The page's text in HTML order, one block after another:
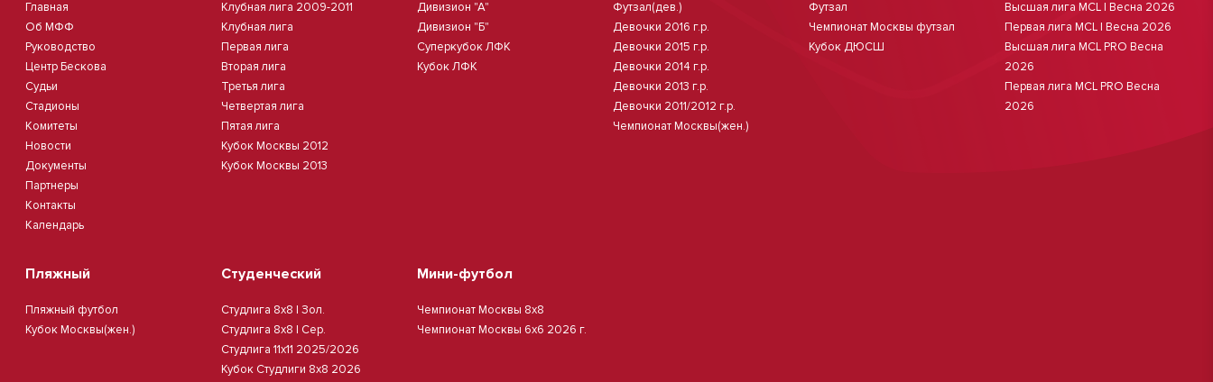
Главная
Об МФФ
Руководство
Центр Бескова
Судьи
Стадионы
Комитеты
Новости
Документы
Партнеры
Контакты
Календарь
Клубная лига 2009-2011
Клубная лига
Первая лига
Вторая лига
Третья лига
Четвертая лига
Пятая лига
Кубок Москвы 2012
Кубок Москвы 2013
Дивизион "А"
Дивизион "Б"
Суперкубок ЛФК
Кубок ЛФК
Футзал(дев.)
Девочки 2016 г.р.
Девочки 2015 г.р.
Девочки 2014 г.р.
Девочки 2013 г.р.
Девочки 2011/2012 г.р.
Чемпионат Москвы(жен.)
Футзал
Чемпионат Москвы футзал
Кубок ДЮСШ
Высшая лига MCL | Весна 2026
Первая лига MCL | Весна 2026
Высшая лига MCL PRO Весна
2026
Первая лига MCL PRO Весна
2026
Пляжный
Пляжный футбол
Кубок Москвы(жен.)
Студенческий
Студлига 8х8 | Зол.
Студлига 8х8 | Сер.
Студлига 11х11 2025/2026
Кубок Студлиги 8х8 2026
Мини-футбол
Чемпионат Москвы 8х8
Чемпионат Москвы 6х6 2026 г.